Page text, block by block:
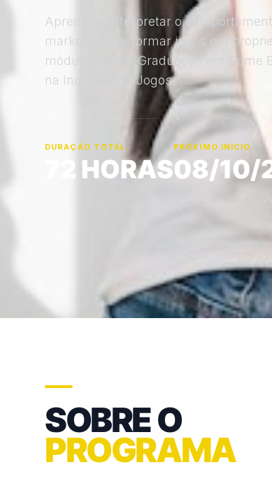
Aprenda a interpretar o
market e transformar jogos em
módulo da Pós-Graduação em Game
na Indústria de Jogos.
DURAÇÃO TOTAL
72 HORAS
PRÓXIMO INÍCIO
08/10/
SOBRE O
PROGRAMA